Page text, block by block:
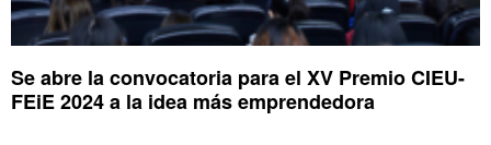
Se abre la convocatoria para el XV Premio CIEU-
FEiE 2024 a la idea más emprendedora